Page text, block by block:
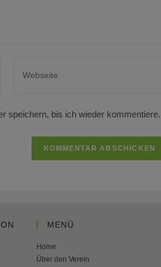
deine
(optional)
speichern, bis ich wieder kommentiere.
MENÜ
Home
Über den Verein